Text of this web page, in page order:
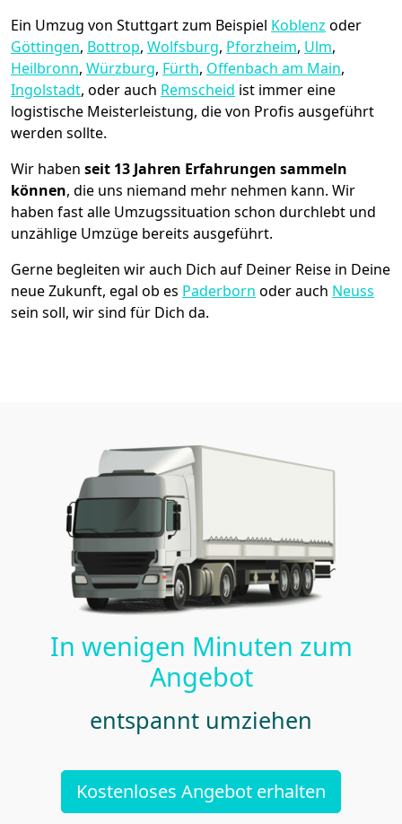
Ein Umzug von Stuttgart zum Beispiel Koblenz oder
Göttingen, Bottrop, Wolfsburg, Pforzheim, Ulm,
Heilbronn, Würzburg, Fürth, Offenbach am Main,
Ingolstadt, oder auch Remscheid ist immer eine
logistische Meisterleistung, die von Profis ausgeführt
werden sollte.
Wir haben seit 13 Jahren Erfahrungen sammeln
können, die uns niemand mehr nehmen kann. Wir
haben fast alle Umzugssituation schon durchlebt und
unzählige Umzüge bereits ausgeführt.
Gerne begleiten wir auch Dich auf Deiner Reise in Deine
neue Zukunft, egal ob es Paderborn oder auch Neuss
sein soll, wir sind für Dich da.
In wenigen Minuten zum
Angebot
entspannt umziehen
Kostenloses Angebot erhalten